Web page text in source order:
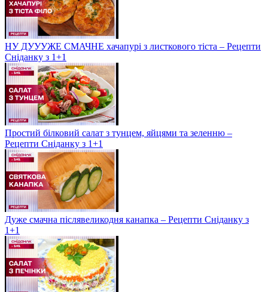
НУ ДУУУЖЕ СМАЧНЕ хачапурі з листкового тіста – Рецепти
Сніданку з 1+1
Простий білковий салат з тунцем, яйцями та зеленню –
Рецепти Сніданку з 1+1
Дуже смачна післявеликодня канапка – Рецепти Сніданку з
1+1